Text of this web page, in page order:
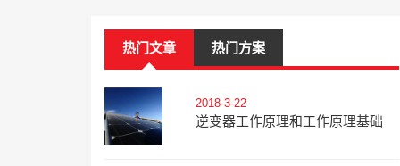
热门文章 热门方案
2018-3-22
逆变器工作原理和工作原理基础